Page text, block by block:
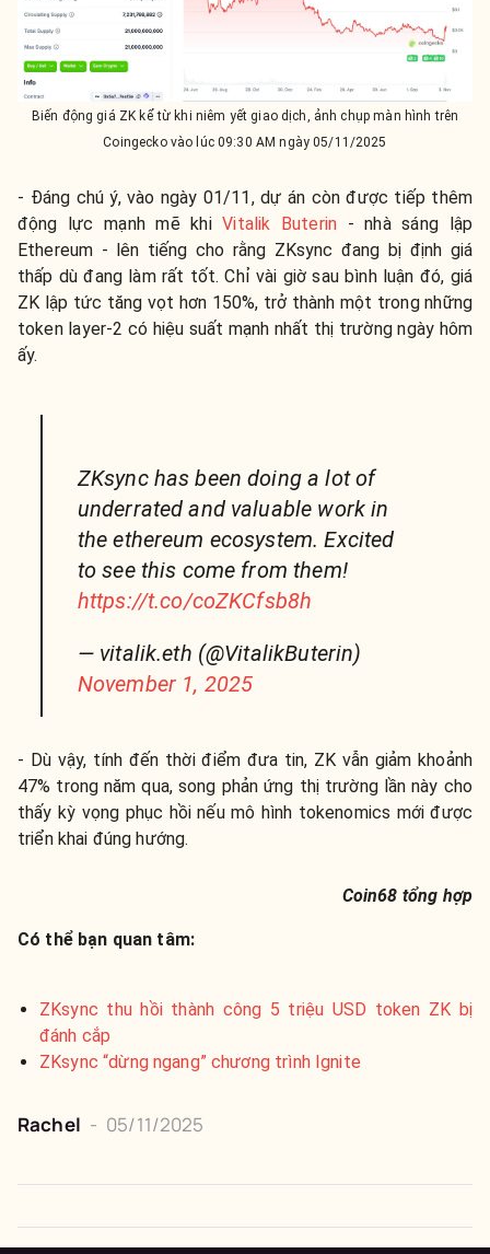
Biến động giá ZK kể từ khi niêm yết giao dịch, ảnh chụp màn hình trên
Coingecko vào lúc 09:30 AM ngày 05/11/2025
- Đáng chú ý, vào ngày 01/11, dự án còn được tiếp thêm
động lực mạnh mẽ khiVitalik Buterin - nhà sáng lập
Ethereum - lên tiếng cho rằng ZKsync đang bị định giá
thấp dù đang làm rất tốt. Chỉ vài giờ sau bình luận đó, giá
ZK lập tức tăng vọt hơn 150%, trở thành một trong những
token layer-2 có hiệu suất mạnh nhất thị trường ngày hôm
ấy.
ZKsync has been doing a lot of
underrated and valuable work in
the ethereum ecosystem. Excited
to see this come from them!
https://t.co/coZKCfsb8h
— vitalik.eth (@VitalikButerin)
November 1, 2025
- Dù vậy, tính đến thời điểm đưa tin, ZK vẫn giảm khoảnh
47% trong năm qua, song phản ứng thị trường lần này cho
thấy kỳ vọng phục hồi nếu mô hình tokenomics mới được
triển khai đúng hướng.
Coin68 tổng hợp
Có thể bạn quan tâm:
ZKsync thu hồi thành công 5 triệu USD token ZK bị
đánh cắp
ZKsync “dừng ngang” chương trình Ignite
Rachel - 05/11/2025